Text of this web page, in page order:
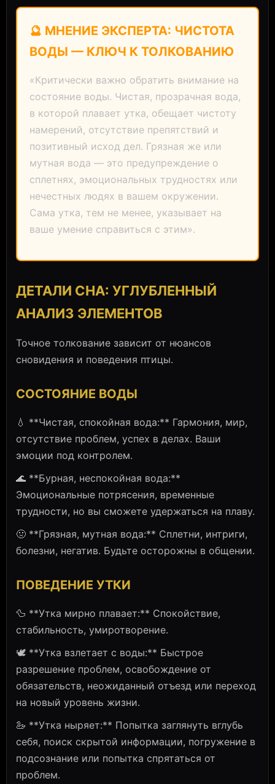
🔮 МНЕНИЕ ЭКСПЕРТА: ЧИСТОТА
ВОДЫ — КЛЮЧ К ТОЛКОВАНИЮ
«Критически важно обратить внимание на
состояние воды. Чистая, прозрачная вода,
в которой плавает утка, обещает чистоту
намерений, отсутствие препятствий и
позитивный исход дел. Грязная же или
мутная вода — это предупреждение о
сплетнях, эмоциональных трудностях или
нечестных людях в вашем окружении.
Сама утка, тем не менее, указывает на
ваше умение справиться с этим».
ДЕТАЛИ СНА: УГЛУБЛЕННЫЙ
АНАЛИЗ ЭЛЕМЕНТОВ
Точное толкование зависит от нюансов
сновидения и поведения птицы.
СОСТОЯНИЕ ВОДЫ
💧 **Чистая, спокойная вода:** Гармония, мир,
отсутствие проблем, успех в делах. Ваши
эмоции под контролем.
🌊 **Бурная, неспокойная вода:**
Эмоциональные потрясения, временные
трудности, но вы сможете удержаться на плаву.
🤢 **Грязная, мутная вода:** Сплетни, интриги,
болезни, негатив. Будьте осторожны в общении.
ПОВЕДЕНИЕ УТКИ
🦆 **Утка мирно плавает:** Спокойствие,
стабильность, умиротворение.
🕊️ **Утка взлетает с воды:** Быстрое
разрешение проблем, освобождение от
обязательств, неожиданный отъезд или переход
на новый уровень жизни.
🦢 **Утка ныряет:** Попытка заглянуть вглубь
себя, поиск скрытой информации, погружение в
подсознание или попытка спрятаться от
проблем.